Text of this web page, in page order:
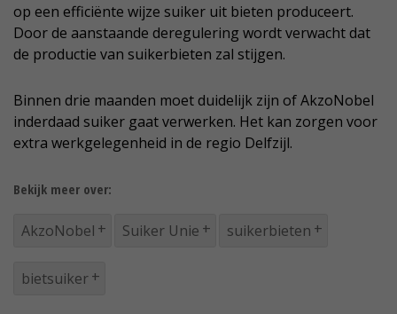
op een efficiënte wijze suiker uit bieten produceert.
Door de aanstaande deregulering wordt verwacht dat
de productie van suikerbieten zal stijgen.
Binnen drie maanden moet duidelijk zijn of AkzoNobel
inderdaad suiker gaat verwerken. Het kan zorgen voor
extra werkgelegenheid in de regio Delfzijl.
Bekijk meer over:
AkzoNobel Suiker Unie suikerbieten
bietsuiker